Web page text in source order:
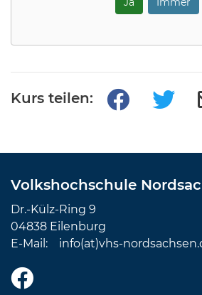
Kurs teilen:
Volkshochschule
Dr.-Külz-Ring 9
04838 Eilenburg
E-Mail: info(at)vhs-